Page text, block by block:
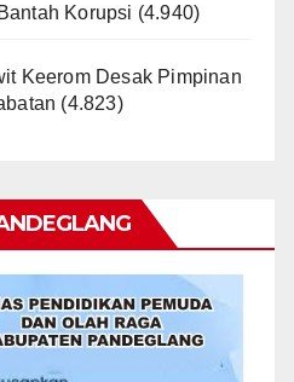
Korupsi (4.940)
Keerom Desak Pimpinan
(4.823)